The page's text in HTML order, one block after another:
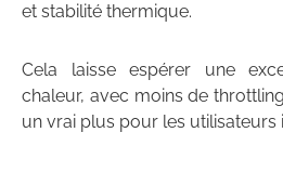
et stabilité thermique.
Cela laisse espérer une
chaleur, avec moins de
un vrai plus pour les utilisateurs